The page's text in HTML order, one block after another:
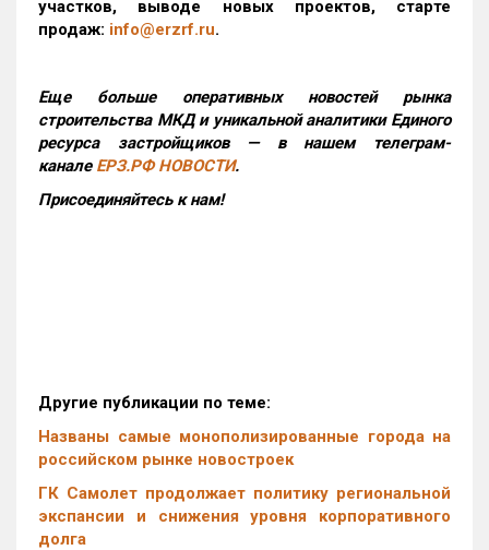
участков, выводе новых проектов, старте
продаж: info@erzrf.ru.
Еще больше оперативных новостей рынка
строительства МКД и уникальной аналитики Единого
ресурса застройщиков — в нашем телеграм-
канале ЕРЗ.РФ НОВОСТИ.
Присоединяйтесь к нам!
Другие публикации по теме:
Названы самые монополизированные города на
российском рынке новостроек
ГК Самолет продолжает политику региональной
экспансии и снижения уровня корпоративного
долга